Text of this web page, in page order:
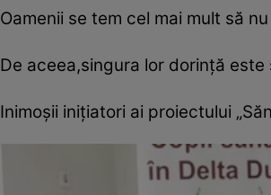
Oamenii se tem cel mai mult să
De aceea,singura lor dorinţă
Inimoşii iniţiatori ai proiectului